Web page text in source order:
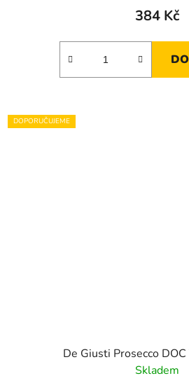
384 Kč
DOPORUČUJEME
De Giusti Prosecco
Skladem